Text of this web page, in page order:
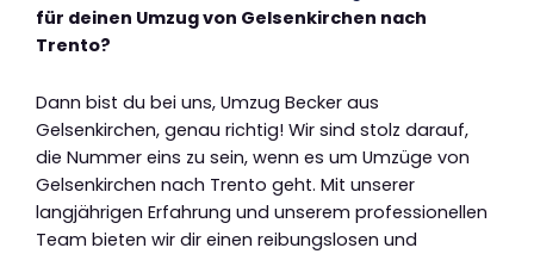
für deinen Umzug von Gelsenkirchen nach
Trento?
Dann bist du bei uns, Umzug Becker aus
Gelsenkirchen, genau richtig! Wir sind stolz darauf,
die Nummer eins zu sein, wenn es um Umzüge von
Gelsenkirchen nach Trento geht. Mit unserer
langjährigen Erfahrung und unserem professionellen
Team bieten wir dir einen reibungslosen und